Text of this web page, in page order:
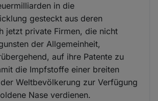
in die
gesteckt aus deren
jetzt private Firmen, die nicht
der Allgemeinheit,
auf ihre Patente zu
die Impfstoffe einer breiten
Weltbevölkerung zur Verfügung
Nase verdienen.